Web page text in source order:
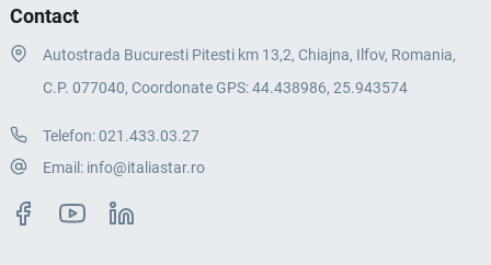
Contact
Autostrada Bucuresti Pitesti km 13,2, Chiajna, Ilfov, Romania,
C.P. 077040, Coordonate GPS: 44.438986, 25.943574
Telefon:021.433.03.27
Email: info@italiastar.ro